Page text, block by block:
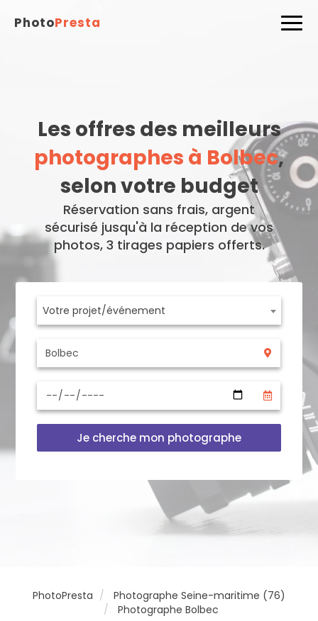
PhotoPresta
Les offres des meilleurs
photographes à Bolbec,
selon votre budget
Réservation sans frais, argent
sécurisé jusqu'à la réception de vos
photos, 3 tirages papiers offerts.
Votre projet/événement
Je cherche mon photographe
PhotoPresta
Photographe Seine-maritime (76)
Photographe Bolbec